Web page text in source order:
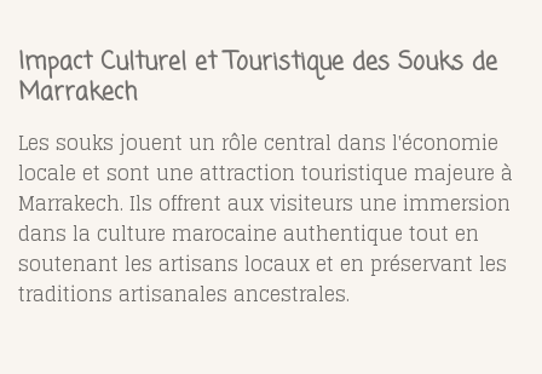
Impact Culturel et Touristique des Souks de
Marrakech
Les souks jouent un rôle central dans l'économie
locale et sont une attraction touristique majeure à
Marrakech. Ils offrent aux visiteurs une immersion
dans la culture marocaine authentique tout en
soutenant les artisans locaux et en préservant les
traditions artisanales ancestrales.